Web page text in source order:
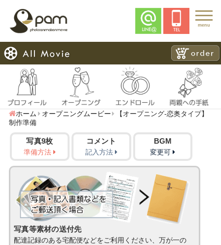
menu
ホーム オープニングムービー
【オープニング-恋奥タイプ】
制作準備
写真9枚
準備方法
コメント
記入方法
BGM
変更可
写真等素材の送付先
配達記録のある宅配便などをご利用ください、万が一の